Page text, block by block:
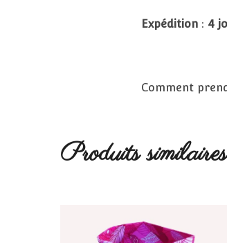
Expédition : 4
Comment
Produits similaires